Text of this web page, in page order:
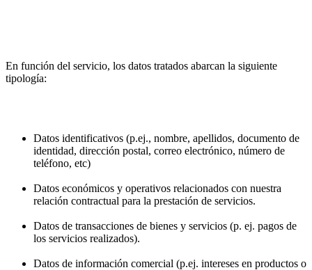
En función del servicio, los datos tratados abarcan la siguiente
tipología:
Datos identificativos (p.ej., nombre, apellidos, documento de
identidad, dirección postal, correo electrónico, número de
teléfono, etc)
Datos económicos y operativos relacionados con nuestra
relación contractual para la prestación de servicios.
Datos de transacciones de bienes y servicios (p. ej. pagos de
los servicios realizados).
Datos de información comercial (p.ej. intereses en productos o